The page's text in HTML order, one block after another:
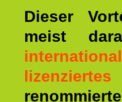
Dieser
meist